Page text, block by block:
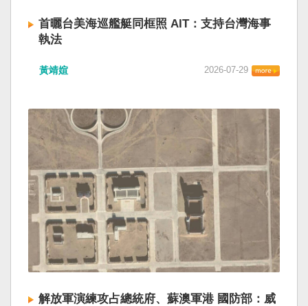
首曬台美海巡艦艇同框照 AIT：支持台灣海事
執法
黃靖媗 2026-07-29
解放軍演練攻占總統府、蘇澳軍港 國防部：威